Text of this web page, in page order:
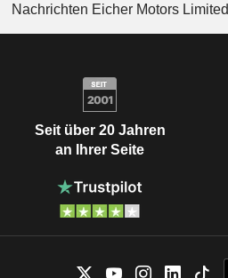
Nachrichten Eicher Motors Limited
Seit über 20 Jahren
an Ihrer Seite